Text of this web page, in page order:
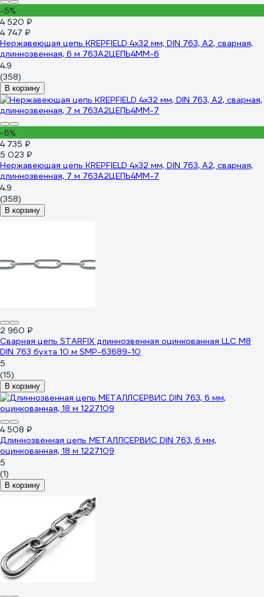
-5%
4 520 ₽
4 747 ₽
Нержавеющая цепь KREPFIELD 4x32 мм, DIN 763, А2, сварная,
длиннозвенная, 6 м 763А2ЦЕПЬ4ММ-6
4.9
(358)
В корзину
-6%
4 735 ₽
5 023 ₽
Нержавеющая цепь KREPFIELD 4x32 мм, DIN 763, А2, сварная,
длиннозвенная, 7 м 763А2ЦЕПЬ4ММ-7
4.9
(358)
В корзину
2 960 ₽
Сварная цепь STARFIX длиннозвенная оцинкованная LLC М8
DIN 763 бухта 10 м SMP-63689-10
5
(15)
В корзину
4 508 ₽
Длиннозвенная цепь МЕТАЛЛСЕРВИС DIN 763, 6 мм,
оцинкованная, 18 м 1227109
5
(1)
В корзину